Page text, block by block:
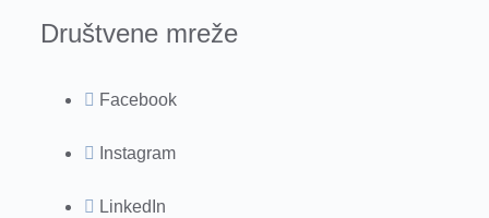
Društvene mreže
Facebook
Instagram
LinkedIn